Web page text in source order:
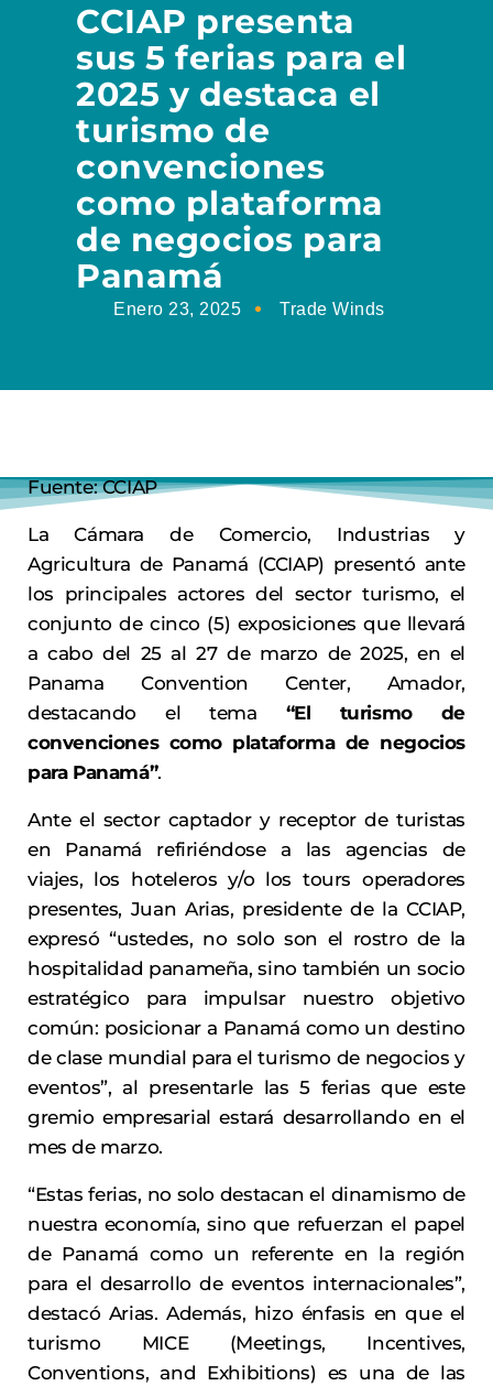
CCIAP presenta
sus 5 ferias para el
2025 y destaca el
turismo de
convenciones
como plataforma
de negocios para
Panamá
Enero 23, 2025 Trade Winds
Fuente: CCIAP
La Cámara de Comercio, Industrias y
Agricultura de Panamá (CCIAP) presentó ante
los principales actores del sector turismo, el
conjunto de cinco (5) exposiciones que llevará
a cabo del 25 al 27 de marzo de 2025, en el
Panama Convention Center, Amador,
destacando el tema “El turismo de
convenciones como plataforma de negocios
para Panamá”.
Ante el sector captador y receptor de turistas
en Panamá refiriéndose a las agencias de
viajes, los hoteleros y/o los tours operadores
presentes, Juan Arias, presidente de la CCIAP,
expresó “ustedes, no solo son el rostro de la
hospitalidad panameña, sino también un socio
estratégico para impulsar nuestro objetivo
común: posicionar a Panamá como un destino
de clase mundial para el turismo de negocios y
eventos”, al presentarle las 5 ferias que este
gremio empresarial estará desarrollando en el
mes de marzo.
“Estas ferias, no solo destacan el dinamismo de
nuestra economía, sino que refuerzan el papel
de Panamá como un referente en la región
para el desarrollo de eventos internacionales”,
destacó Arias. Además, hizo énfasis en que el
turismo MICE (Meetings, Incentives,
Conventions, and Exhibitions) es una de las